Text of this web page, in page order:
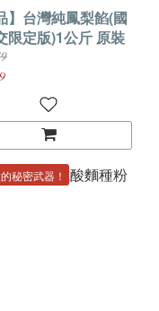
】台灣純鳳梨餡(國
限定版)1公斤 原裝
秘密武器！